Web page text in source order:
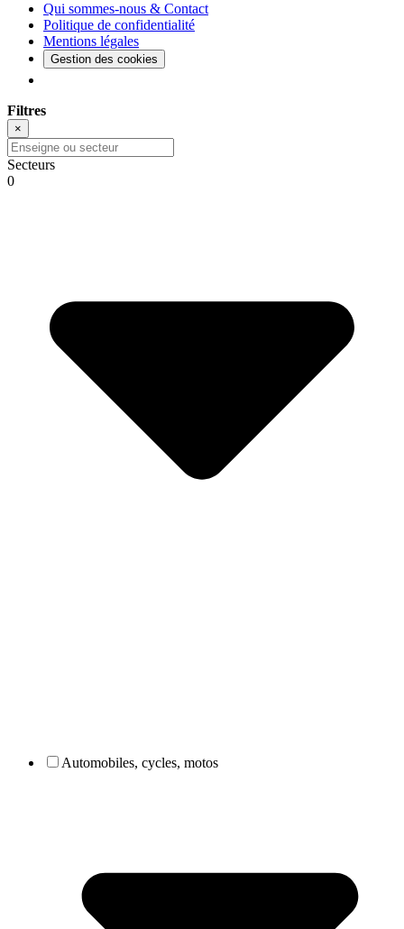
Qui sommes-nous & Contact
Politique de confidentialité
Mentions légales
Gestion des cookies
Filtres
×
Secteurs
0
Automobiles, cycles, motos